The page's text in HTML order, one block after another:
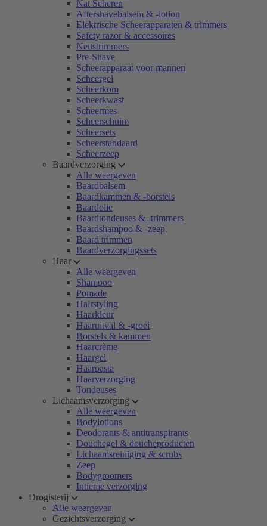
Nat Scheren
Aftershavebalsem & -lotion
Elektrische Scheerapparaten & trimmers
Safety razor & accessoires
Neustrimmers
Pre-Shave
Scheerapparaat voor mannen
Scheergel
Scheerkom
Scheerkwast
Scheermes
Scheerschuim
Scheersets
Scheerstandaard
Scheerzeep
Baardverzorging
Alle weergeven
Baardbalsem
Baardkammen & -borstels
Baardolie
Baardtondeuses & -trimmers
Baardshampoo & -zeep
Baard trimmen
Baardverzorgingssets
Haar
Alle weergeven
Shampoo
Pomade
Hairstyling
Haarkleur
Haaruitval & -groei
Borstels & kammen
Haarcrème
Haargel
Haarpasta
Haarverzorging
Tondeuses
Lichaamsverzorging
Alle weergeven
Bodylotions
Deodorants & antitranspirants
Douchegel & doucheproducten
Lichaamsreiniging & scrubs
Zeep
Bodygroomers
Intieme verzorging
Drogisterij
Alle weergeven
Gezichtsverzorging